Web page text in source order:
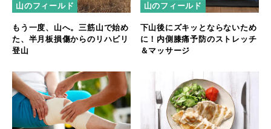
山のフィールド
もう一度、山へ。三筋山で始め
た、半月板損傷からのリハビリ
登山
山のフィールド
下山後にズキッとならないため
に！内側膝痛予防のストレッチ
＆マッサージ